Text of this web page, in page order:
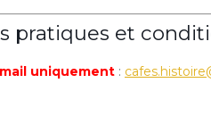
pratiques et
uniquement :